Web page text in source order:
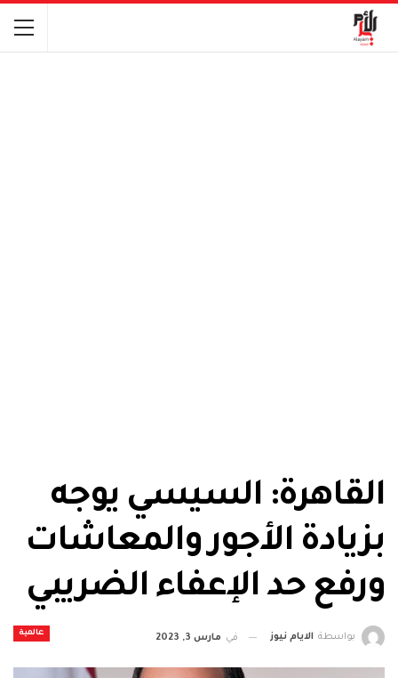
القاهرة: السيسي يوجه
بزيادة الأجور والمعاشات
ورفع حد الإعفاء الضريبي
عالمية بواسطة الايام نيوز في مارس 3, 2023